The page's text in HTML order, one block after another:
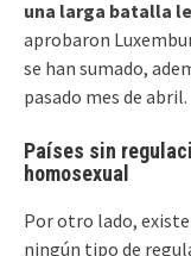
una larga batalla
aprobaron
se han sumado,
pasado mes de abril.
Países sin
homosexual
Por otro lado,
ningún tipo de